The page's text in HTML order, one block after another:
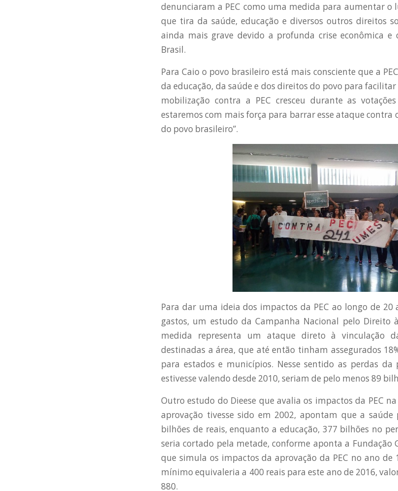
denunciaram a PEC como uma medida para aumentar o
que tira da saúde, educação e diversos outros direitos
ainda mais grave devido a profunda crise econômica e
Brasil.
Para Caio o povo brasileiro está mais consciente que a
da educação, da saúde e dos direitos do povo para facilitar
mobilização contra a PEC cresceu durante as
estaremos com mais força para barrar esse ataque contra
do povo brasileiro”.
Para dar uma ideia dos impactos da PEC ao longo de 20
gastos, um estudo da Campanha Nacional pelo Direito
medida representa um ataque direto à vinculação
destinadas a área, que até então tinham assegurados
para estados e municípios. Nesse sentido as perdas da
estivesse valendo desde 2010, seriam de pelo menos 89
Outro estudo do Dieese que avalia os impactos da PEC
aprovação tivesse sido em 2002, apontam que a saúde
bilhões de reais, enquanto a educação, 377 bilhões no
seria cortado pela metade, conforme aponta a Fundação
que simula os impactos da aprovação da PEC no ano de
mínimo equivaleria a 400 reais para este ano de 2016,
880.